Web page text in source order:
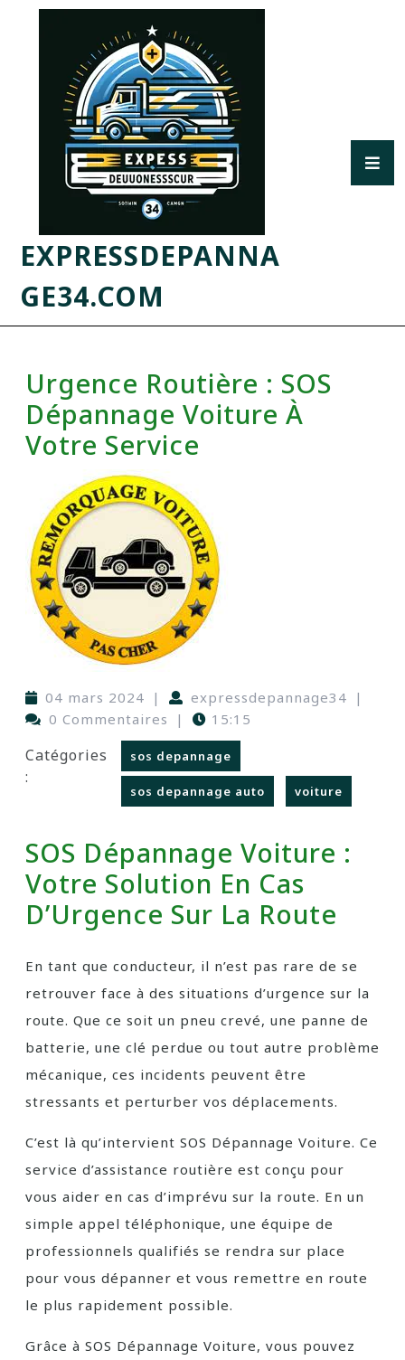
EXPRESSDEPANNA
GE34.COM
Urgence Routière : SOS
Dépannage Voiture À
Votre Service
04 mars 2024 | expressdepannage34 |
0 Commentaires
| 15:15
Catégories
:
sos depannage
sos depannage auto voiture
SOS Dépannage Voiture :
Votre Solution En Cas
D’Urgence Sur La Route
En tant que conducteur, il n’est pas rare de se
retrouver face à des situations d’urgence sur la
route. Que ce soit un pneu crevé, une panne de
batterie, une clé perdue ou tout autre problème
mécanique, ces incidents peuvent être
stressants et perturber vos déplacements.
C’est là qu’intervient SOS Dépannage Voiture. Ce
service d’assistance routière est conçu pour
vous aider en cas d’imprévu sur la route. En un
simple appel téléphonique, une équipe de
professionnels qualifiés se rendra sur place
pour vous dépanner et vous remettre en route
le plus rapidement possible.
Grâce à SOS Dépannage Voiture, vous pouvez